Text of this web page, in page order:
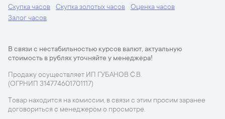
Скупка часов Скупка золотых часов
Оценка часов
Залог часов
В связи с нестабильностью курсов валют, актуальную
стоимость в рублях уточняйте у менеджера!
Продажу осуществляет ИП ГУБАНОВ С.В.
(ОГРНИП 314774601701117)
Товар находится на комиссии, в связи с этим просим заранее
договориться с менеджером о просмотре.